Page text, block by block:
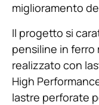
miglioramento
Il progetto si
pensiline in ferro
realizzato con
High
lastre perforate